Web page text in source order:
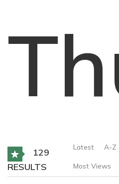
129
RESULTS
Latest A-Z
Most Views